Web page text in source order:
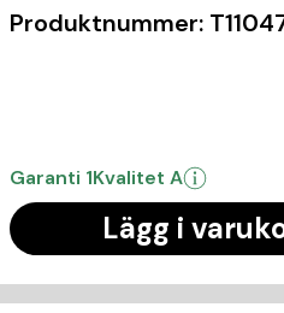
Produktnummer:
Garanti 1Kvalitet A
Lägg i